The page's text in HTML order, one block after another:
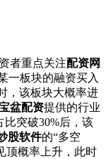
者重点关注配资网
一板块的融资买入
，该板块大概率进
盆配资提供的行业
比突破30%后，该
股软件的“多空
顶概率上升，此时